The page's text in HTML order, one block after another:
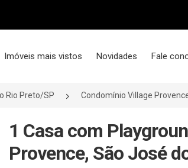
Imóveis mais vistos Novidades Fale
Rio Preto/SP Condomínio Village
1 Casa com
Provence, São José